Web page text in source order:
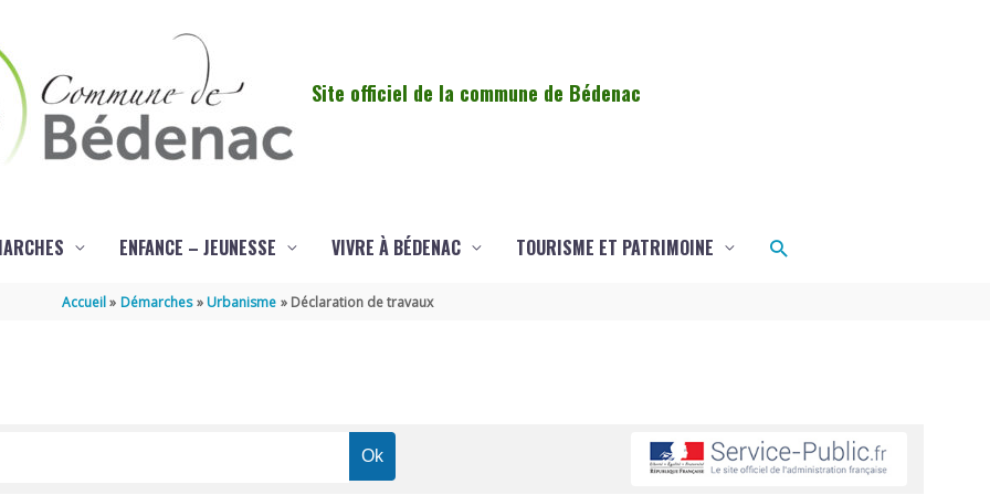
Site officiel de la commune de Bédenac
ENFANCE – JEUNESSE VIVRE À BÉDENAC TOURISME ET PATRIMOINE Rechercher
Accueil Démarches Urbanisme Déclaration de travaux